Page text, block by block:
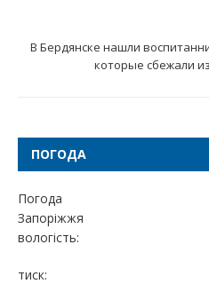
В Бердянске нашли
которые сбежали
ПОГОДА
Погода
Запоріжжя
вологість:
тиск: